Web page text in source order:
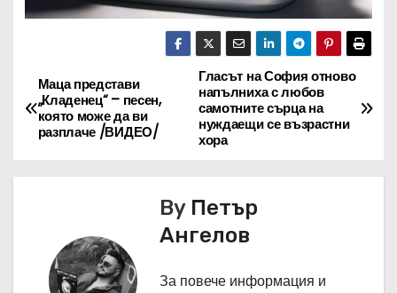
Н
а
Гласът на София отново
напълниха с любов
самотните сърца на
нуждаещи се възрастни
хора
Маца представи
„Кладенец“ – песен,
която може да ви
разплаче /ВИДЕО/
By Петър
Ангелов
За повече информация и